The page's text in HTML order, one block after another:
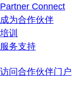
Partner Connect
成为合作伙伴
培训
服务支持
访问合作伙伴门户